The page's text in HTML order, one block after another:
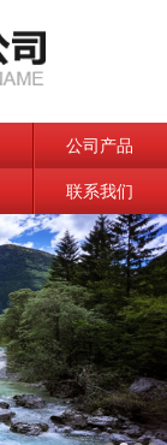
公司产品
联系我们